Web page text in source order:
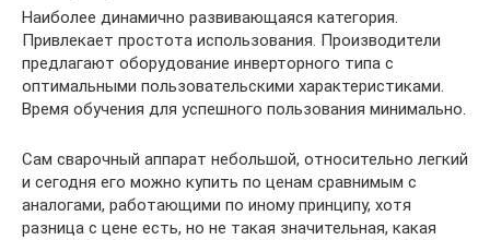
Наиболее динамично развивающаяся категория.
Привлекает простота использования. Производители
предлагают оборудование инверторного типа с
оптимальными пользовательскими характеристиками.
Время обучения для успешного пользования минимально.
Сам сварочный аппарат небольшой, относительно легкий
и сегодня его можно купить по ценам сравнимым с
аналогами, работающими по иному принципу, хотя
разница с цене есть, но не такая значительная, какая